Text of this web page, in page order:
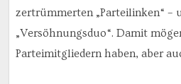
zertrümmerten „Parteilinken“ –
„Versöhnungsduo“. Damit
Parteimitgliedern haben, aber